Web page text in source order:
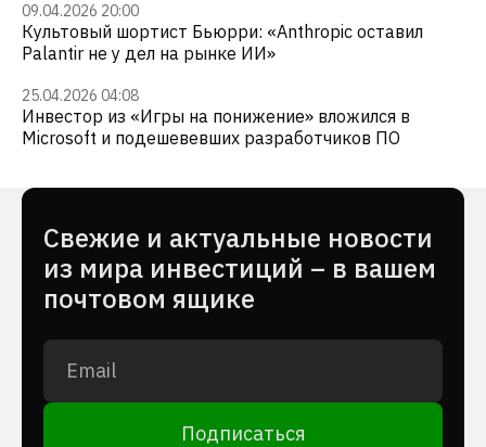
09.04.2026 20:00
Культовый шортист Бьюрри: «Anthropic оставил
Palantir не у дел на рынке ИИ»
25.04.2026 04:08
Инвестор из «Игры на понижение» вложился в
Microsoft и подешевевших разработчиков ПО
Cвежие и актуальные новости
из мира инвестиций – в вашем
почтовом ящике
Подписаться